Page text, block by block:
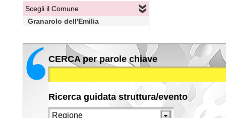
Scegli il Comune
Granarolo dell'Emilia
CERCA per parole chiave
Ricerca guidata struttura/evento